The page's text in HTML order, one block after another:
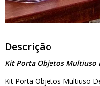
Descrição
Kit Porta Objetos Multiuso
Kit Porta Objetos Multiuso